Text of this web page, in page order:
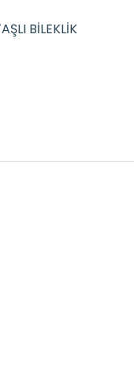
BİLEKLİK